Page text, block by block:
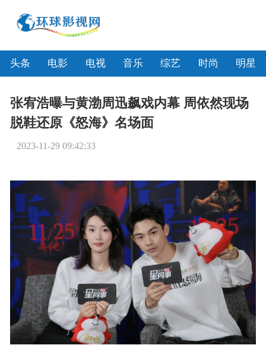
头条 电影 电视 音乐 综艺 时尚 明星
张宥浩曝与黄渤周迅飙戏内幕 周依然现场
脱鞋还原《怒海》名场面
2023-11-29 09:42:33